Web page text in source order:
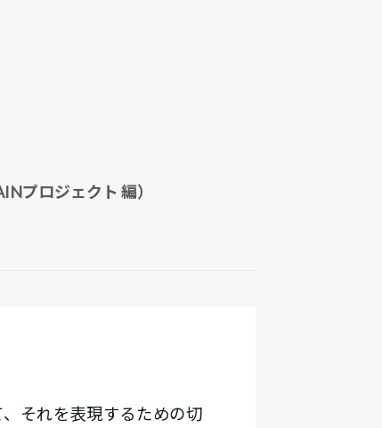
プロジェクト 編）
それを表現するための切